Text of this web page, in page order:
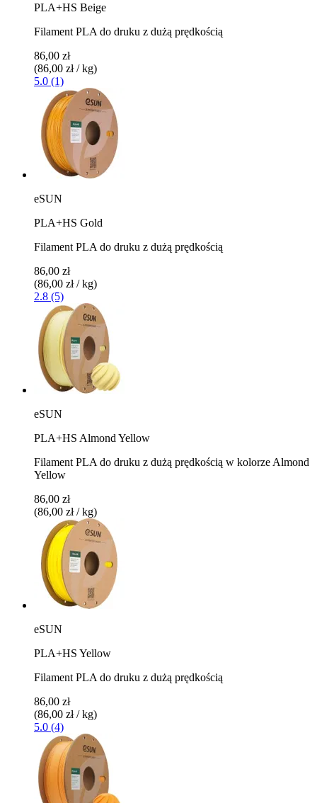
PLA+HS Beige
Filament PLA do druku z dużą prędkością
86,00 zł
(86,00 zł / kg)
5.0 (1)
eSUN
PLA+HS Gold
Filament PLA do druku z dużą prędkością
86,00 zł
(86,00 zł / kg)
2.8 (5)
eSUN
PLA+HS Almond Yellow
Filament PLA do druku z dużą prędkością w kolorze Almond
Yellow
86,00 zł
(86,00 zł / kg)
eSUN
PLA+HS Yellow
Filament PLA do druku z dużą prędkością
86,00 zł
(86,00 zł / kg)
5.0 (4)